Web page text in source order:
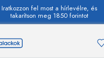
Iratkozzon fel most a hírlevélre, és
takarítson meg 1850 forintot